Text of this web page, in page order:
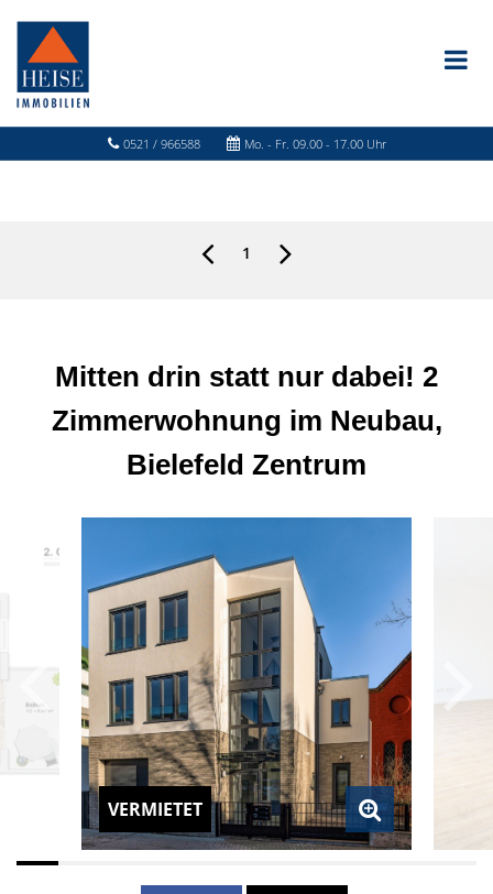
0521 / 966588 Mo. - Fr. 09.00 - 17.00 Uhr
1
Mitten drin statt nur dabei! 2
Zimmerwohnung im Neubau,
Bielefeld Zentrum
VERMIETET